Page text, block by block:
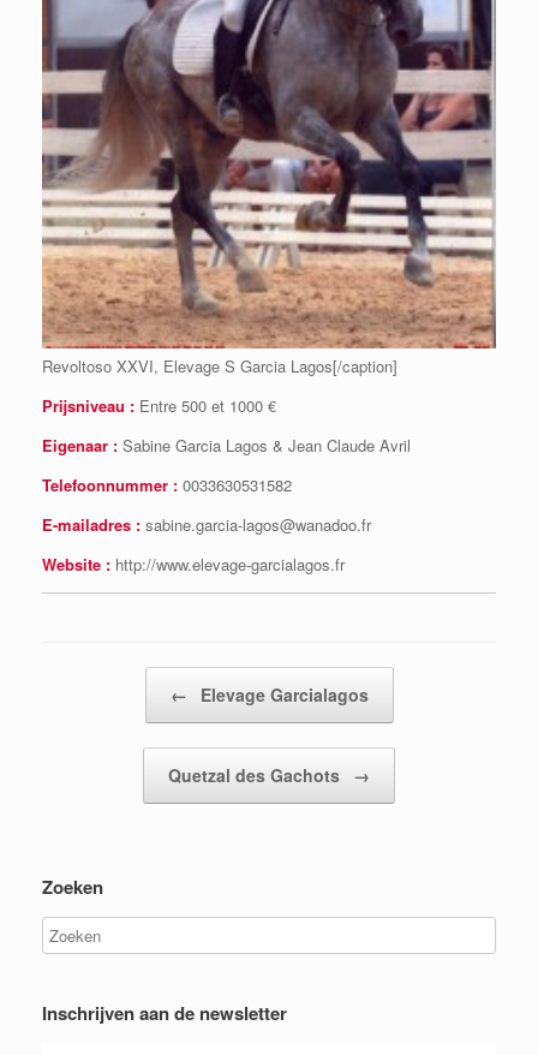
Revoltoso XXVI, Elevage S Garcia Lagos[/caption]
Prijsniveau : Entre 500 et 1000 €
Eigenaar : Sabine Garcia Lagos & Jean Claude Avril
Telefoonnummer : 0033630531582
E-mailadres : sabine.garcia-lagos@wanadoo.fr
Website : http://www.elevage-garcialagos.fr
← Elevage Garcialagos
Quetzal des Gachots →
Zoeken
Inschrijven aan de newsletter